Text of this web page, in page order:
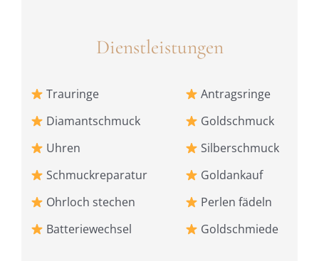
Dienstleistungen
Trauringe
Antragsringe
Diamantschmuck
Goldschmuck
Uhren
Silberschmuck
Schmuckreparatur
Goldankauf
Ohrloch stechen
Perlen fädeln
Batteriewechsel
Goldschmiede